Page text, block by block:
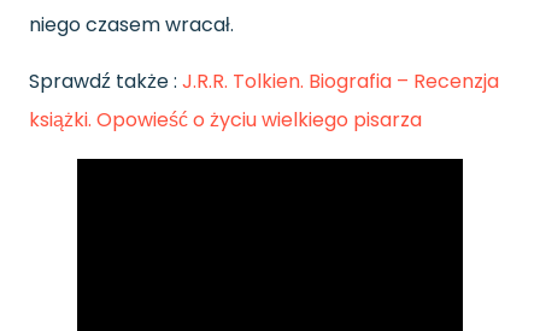
niego czasem wracał.
Sprawdź także : J.R.R. Tolkien. Biografia ­– Recenzja
książki. Opowieść o życiu wielkiego pisarza